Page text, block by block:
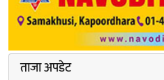
ताजा अपडेट